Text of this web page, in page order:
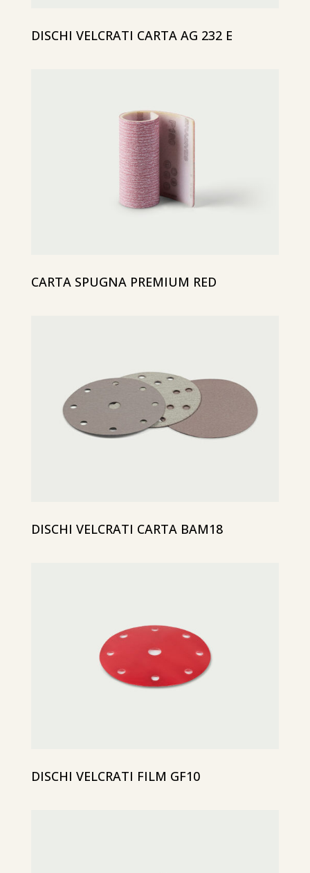
DISCHI VELCRATI CARTA AG 232 E
CARTA SPUGNA PREMIUM RED
DISCHI VELCRATI CARTA BAM18
DISCHI VELCRATI FILM GF10